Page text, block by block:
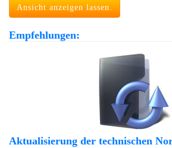
Ansicht anzeigen lassen.
Empfehlungen:
Aktualisierung der technischen